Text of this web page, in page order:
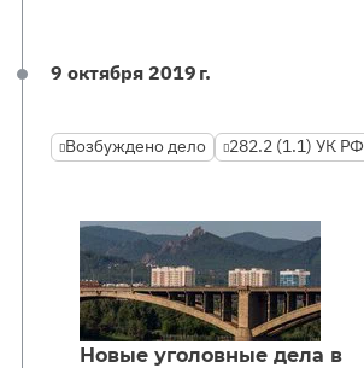
9 октября 2019 г.
Возбуждено дело 282.2 (1.1) УК РФ
Новые уголовные дела в